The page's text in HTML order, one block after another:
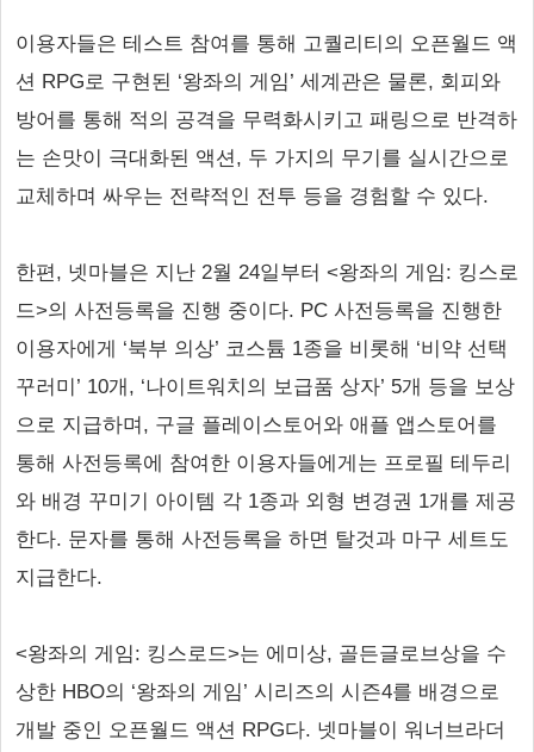
이용자들은 테스트 참여를 통해 고퀄리티의 오픈월드 액
션 RPG로 구현된 ‘왕좌의 게임’ 세계관은 물론, 회피와
방어를 통해 적의 공격을 무력화시키고 패링으로 반격하
는 손맛이 극대화된 액션, 두 가지의 무기를 실시간으로
교체하며 싸우는 전략적인 전투 등을 경험할 수 있다.
한편, 넷마블은 지난 2월 24일부터 <왕좌의 게임: 킹스로
드>의 사전등록을 진행 중이다. PC 사전등록을 진행한
이용자에게 ‘북부 의상’ 코스튬 1종을 비롯해 ‘비약 선택
꾸러미’ 10개, ‘나이트워치의 보급품 상자’ 5개 등을 보상
으로 지급하며, 구글 플레이스토어와 애플 앱스토어를
통해 사전등록에 참여한 이용자들에게는 프로필 테두리
와 배경 꾸미기 아이템 각 1종과 외형 변경권 1개를 제공
한다. 문자를 통해 사전등록을 하면 탈것과 마구 세트도
지급한다.
<왕좌의 게임: 킹스로드>는 에미상, 골든글로브상을 수
상한 HBO의 ‘왕좌의 게임’ 시리즈의 시즌4를 배경으로
개발 중인 오픈월드 액션 RPG다. 넷마블이 워너브라더